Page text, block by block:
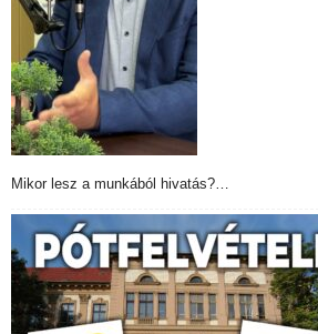
Mikor lesz a munkából hivatás?…